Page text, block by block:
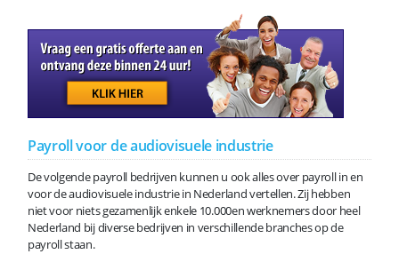
Payroll voor de audiovisuele industrie
De volgende payroll bedrijven kunnen u ook alles over payroll in en
voor de audiovisuele industrie in Nederland vertellen. Zij hebben
niet voor niets gezamenlijk enkele 10.000en werknemers door heel
Nederland bij diverse bedrijven in verschillende branches op de
payroll staan.